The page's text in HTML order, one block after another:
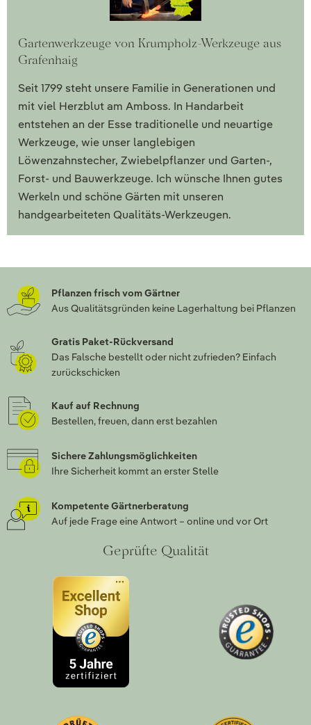
Gartenwerkzeuge von Krumpholz-Werkzeuge aus
Grafenhaig
Seit 1799 steht unsere Familie in Generationen und
mit viel Herzblut am Amboss. In Handarbeit
entstehen an der Esse traditionelle und neuartige
Werkzeuge, wie unser langlebigen
Löwenzahnstecher, Zwiebelpflanzer und Garten-,
Forst- und Bauwerkzeuge. Ich wünsche Ihnen gutes
Werkeln und schöne Gärten mit unseren
handgearbeiteten Qualitäts-Werkzeugen.
Pflanzen frisch vom Gärtner
Aus Qualitätsgründen keine Lagerhaltung bei Pflanzen
Gratis Paket-Rückversand
Das Falsche bestellt oder nicht zufrieden? Einfach
zurückschicken
Kauf auf Rechnung
Bestellen, freuen, dann erst bezahlen
Sichere Zahlungsmöglichkeiten
Ihre Sicherheit kommt an erster Stelle
Kompetente Gärtnerberatung
Auf jede Frage eine Antwort – online und vor Ort
Geprüfte Qualität